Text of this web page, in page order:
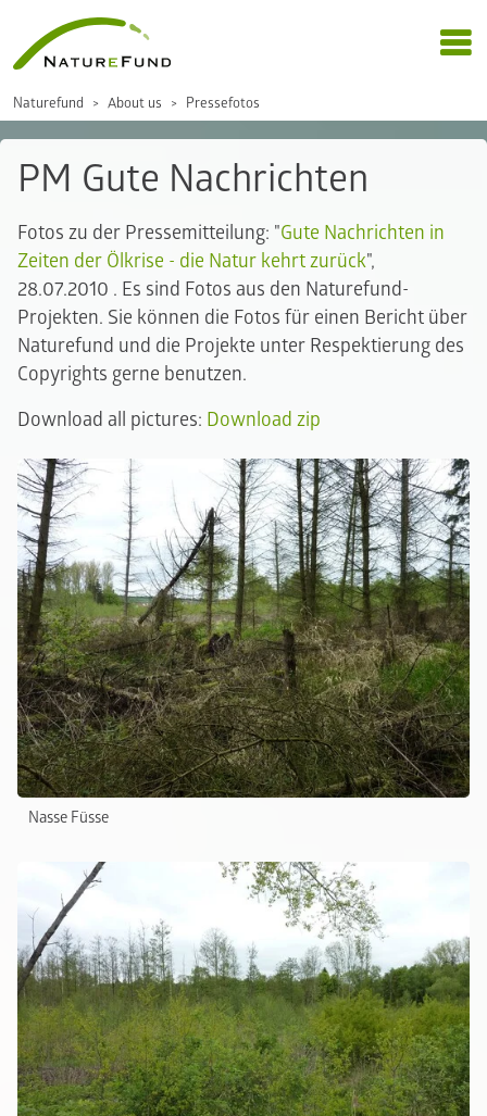
Naturefund About us Pressefotos
PM Gute Nachrichten
Fotos zu der Pressemitteilung: "Gute Nachrichten in
Zeiten der Ölkrise - die Natur kehrt zurück",
28.07.2010 . Es sind Fotos aus den Naturefund-
Projekten. Sie können die Fotos für einen Bericht über
Naturefund und die Projekte unter Respektierung des
Copyrights gerne benutzen.
Download all pictures: Download zip
Nasse Füsse